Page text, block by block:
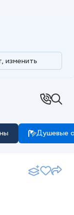
изменить
Душевые